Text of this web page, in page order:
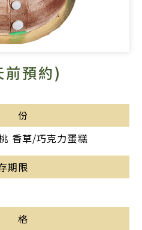
預約)
份
香草/巧克力蛋糕
期限
格